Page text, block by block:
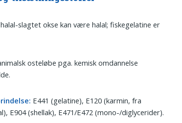
slagtet okse kan være halal; fiskegelatine er
osteløbe pga. kemisk omdannelse
E441 (gelatine), E120 (karmin, fra
E904 (shellak), E471/E472 (mono-/diglycerider).